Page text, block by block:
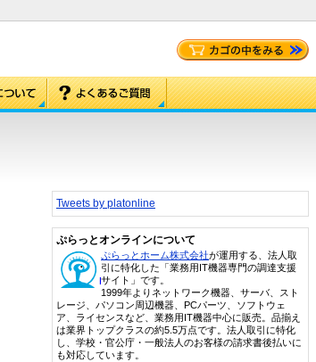
Tweets by platonline
ぷらっとオンラインについて
ぷらっとホーム株式会社が運用する、法人取
引に特化した「業務用IT機器専門の調達支援
サイト」です。
1999年よりネットワーク機器、サーバ、スト
レージ、パソコン周辺機器、PCパーツ、ソフトウェ
ア、ライセンスなど、業務用IT機器中心に販売。品揃え
は業界トップクラスの約5.5万点です。法人取引に特化
し、学校・官公庁・一般法人のお客様の請求書後払いに
も対応しています。